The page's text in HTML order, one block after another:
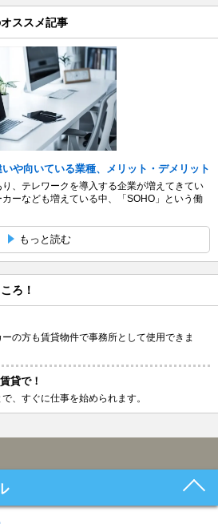
ススメ記事
や向いている業種、メリット・デメリット
、テレワークを導入する企業が増えてきてい
ーなども増えている中、「SOHO」という働
もっと読む
ろ！
の方も賃貸物件で事務所として使用できま
貸で！
、すぐに仕事を始められます。